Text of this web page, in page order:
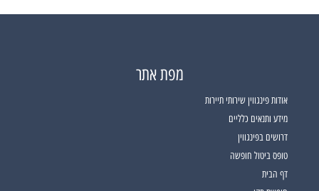
מפת אתר
אודות פינגווין שירותי תיירות
מידע ותנאים כלליים
דרושים בפינגווין
טופס ביטול חופשה
דף הבית